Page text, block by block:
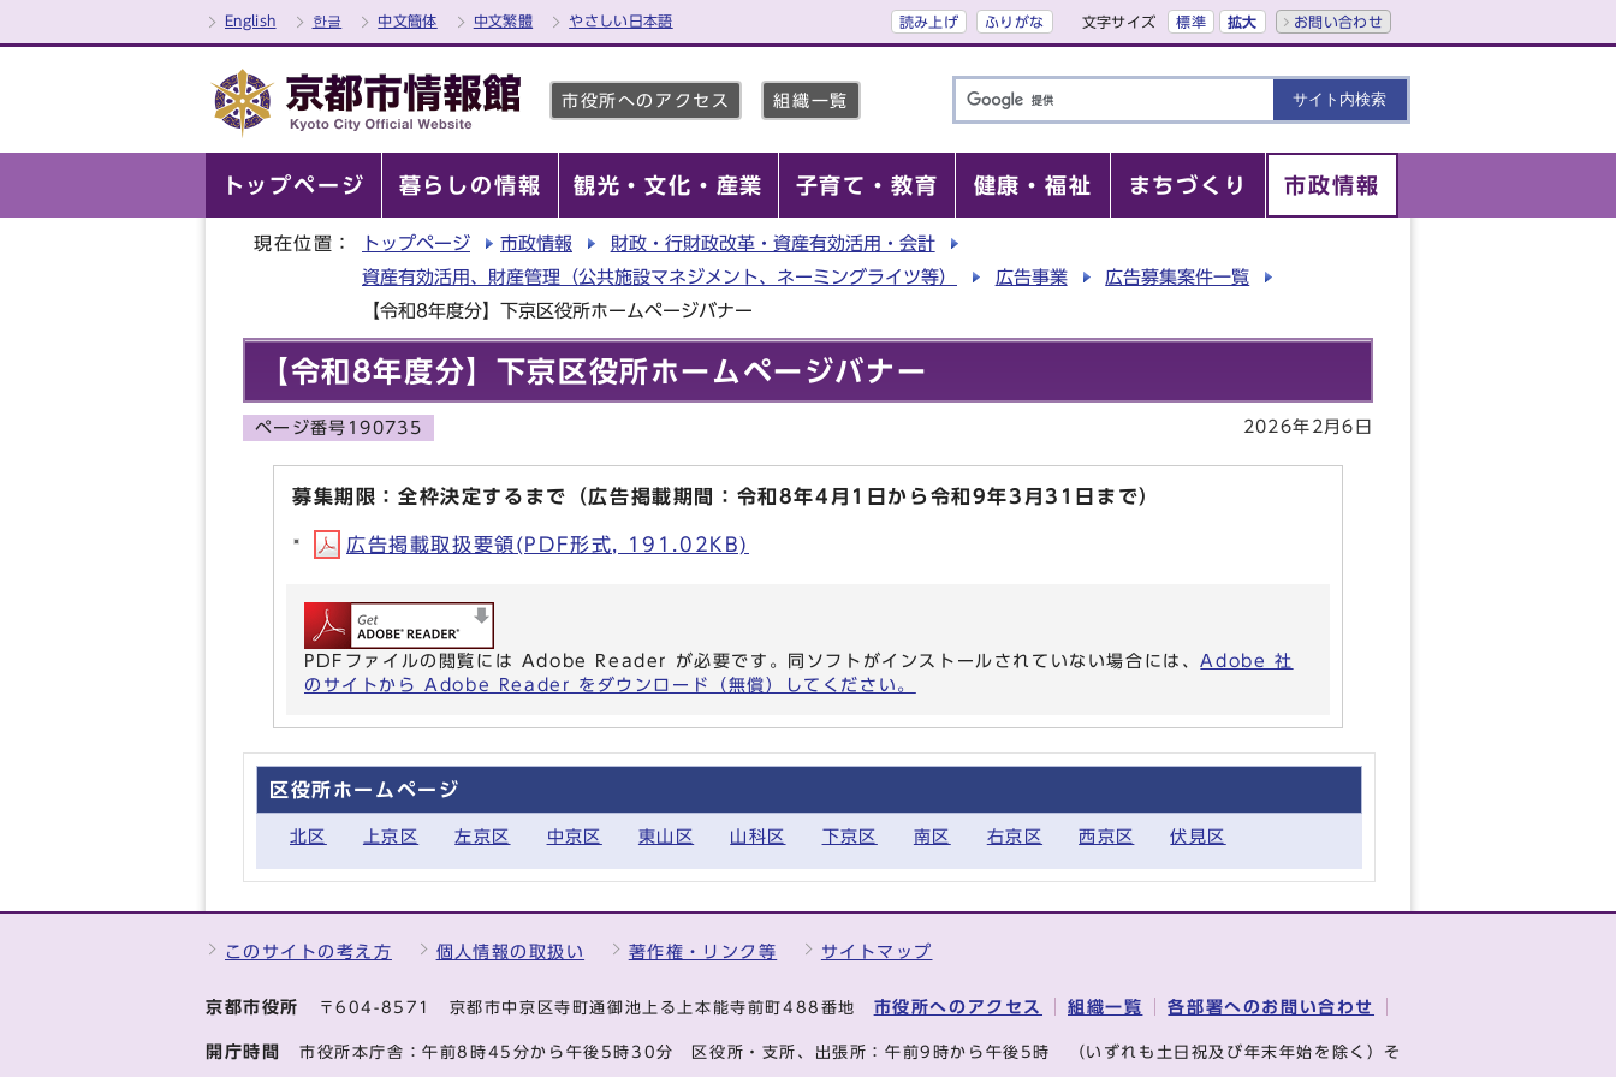
English 한글 中文簡体 中文繁體 やさしい日本語 読み上げ ふりがな 文字サイズ 標準 拡大 お問い合わせ
市役所へのアクセス 組織一覧
トップページ 暮らしの情報 観光・文化・産業 子育て・教育 健康・福祉 まちづくり 市政情報
現在位置： トップページ 市政情報
財政・行財政改革・資産有効活用・会計
資産有効活用、財産管理（公共施設マネジメント、ネーミングライツ等）
広告事業
広告募集案件一覧
【令和8年度分】下京区役所ホームページバナー
【令和8年度分】下京区役所ホームページバナー
ページ番号190735 2026年2月6日
募集期限：全枠決定するまで（広告掲載期間：令和8年4月1日から令和9年3月31日まで）
広告掲載取扱要領(PDF形式, 191.02KB)
PDFファイルの閲覧には Adobe Reader が必要です。同ソフトがインストールされていない場合には、Adobe 社
のサイトから Adobe Reader をダウンロード（無償）してください。
区役所ホームページ
北区 上京区 左京区 中京区 東山区 山科区 下京区 南区 右京区 西京区 伏見区
このサイトの考え方 個人情報の取扱い 著作権・リンク等 サイトマップ
京都市役所 〒604-8571 京都市中京区寺町通御池上る上本能寺前町488番地 市役所へのアクセス 組織一覧 各部署へのお問い合わせ
開庁時間 市役所本庁舎：午前8時45分から午後5時30分 区役所・支所、出張所：午前9時から午後5時 （いずれも土日祝及び年末年始を除く）そ